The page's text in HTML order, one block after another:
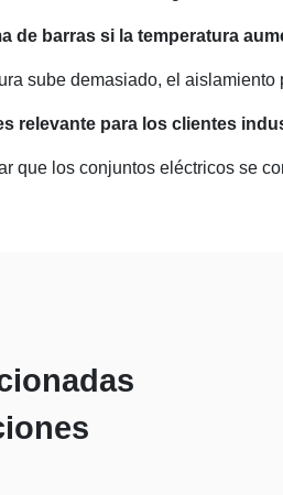
de barras si la temperatura
sube demasiado, el
relevante para los clientes
que los conjuntos eléctricos se